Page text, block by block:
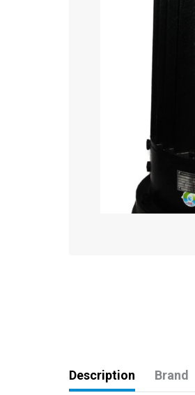
Description Brand